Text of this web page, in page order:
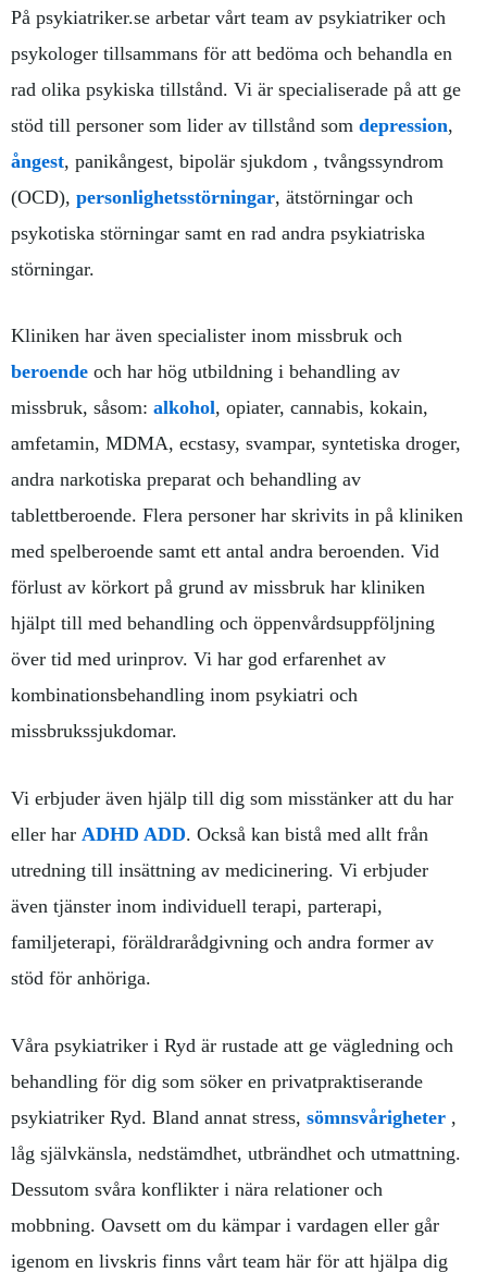
På psykiatriker.se arbetar vårt team av psykiatriker och
psykologer tillsammans för att bedöma och behandla en
rad olika psykiska tillstånd. Vi är specialiserade på att ge
stöd till personer som lider av tillstånd som depression,
ångest, panikångest, bipolär sjukdom , tvångssyndrom
(OCD), personlighetsstörningar, ätstörningar och
psykotiska störningar samt en rad andra psykiatriska
störningar.
Kliniken har även specialister inom missbruk och
beroende och har hög utbildning i behandling av
missbruk, såsom: alkohol, opiater, cannabis, kokain,
amfetamin, MDMA, ecstasy, svampar, syntetiska droger,
andra narkotiska preparat och behandling av
tablettberoende. Flera personer har skrivits in på kliniken
med spelberoende samt ett antal andra beroenden. Vid
förlust av körkort på grund av missbruk har kliniken
hjälpt till med behandling och öppenvårdsuppföljning
över tid med urinprov. Vi har god erfarenhet av
kombinationsbehandling inom psykiatri och
missbrukssjukdomar.
Vi erbjuder även hjälp till dig som misstänker att du har
eller har ADHD ADD. Också kan bistå med allt från
utredning till insättning av medicinering. Vi erbjuder
även tjänster inom individuell terapi, parterapi,
familjeterapi, föräldrarådgivning och andra former av
stöd för anhöriga.
Våra psykiatriker i Ryd är rustade att ge vägledning och
behandling för dig som söker en privatpraktiserande
psykiatriker Ryd. Bland annat stress, sömnsvårigheter ,
låg självkänsla, nedstämdhet, utbrändhet och utmattning.
Dessutom svåra konflikter i nära relationer och
mobbning. Oavsett om du kämpar i vardagen eller går
igenom en livskris finns vårt team här för att hjälpa dig